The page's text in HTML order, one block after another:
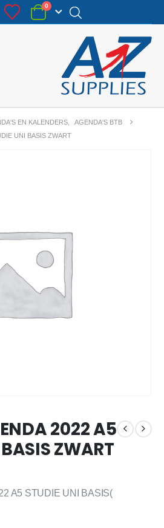
0
EN KALENDERS
AGENDA'S BTB
UNI BASIS ZWART
2022 A5
ZWART
A5 STUDIE UNI BASIS(